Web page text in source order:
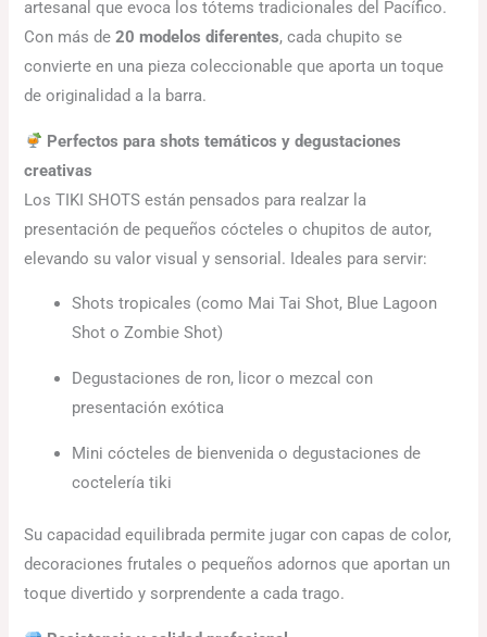
artesanal que evoca los tótems tradicionales del Pacífico.
Con más de20 modelos diferentes, cada chupito se
convierte en una pieza coleccionable que aporta un toque
de originalidad a la barra.
Perfectos para shots temáticos y degustaciones
creativas
Los TIKI SHOTS están pensados para realzar la
presentación de pequeños cócteles o chupitos de autor,
elevando su valor visual y sensorial. Ideales para servir:
Shots tropicales (como Mai Tai Shot, Blue Lagoon
Shot o Zombie Shot)
Degustaciones de ron, licor o mezcal con
presentación exótica
Mini cócteles de bienvenida o degustaciones de
coctelería tiki
Su capacidad equilibrada permite jugar con capas de color,
decoraciones frutales o pequeños adornos que aportan un
toque divertido y sorprendente a cada trago.